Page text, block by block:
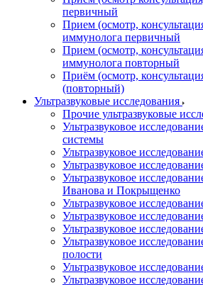
первичный
Прием (осмотр,
иммунолога первичный
Прием (осмотр,
иммунолога повторный
Приём (осмотр,
(повторный)
Ультразвуковые исследования
Прочие ультразвуковые
Ультразвуковое
системы
Ультразвуковое
Ультразвуковое
Ультразвуковое
Иванова и Покрыщенко
Ультразвуковое
Ультразвуковое
Ультразвуковое
Ультразвуковое
полости
Ультразвуковое
Ультразвуковое